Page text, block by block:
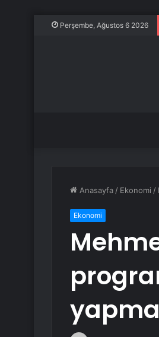
Perşembe, Ağustos 6 2026
Anasayfa / Ekonomi /
Ekonomi